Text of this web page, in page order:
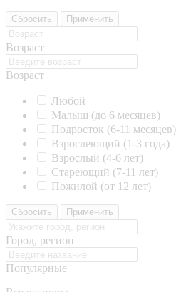
Сбросить Применить
Возраст
Возраст
Любой
Малыш (до 6 месяцев)
Подросток (6-11 месяцев)
Взрослеющий (1-3 года)
Взрослый (4-6 лет)
Стареющий (7-11 лет)
Пожилой (от 12 лет)
Сбросить Применить
Город, регион
Популярные